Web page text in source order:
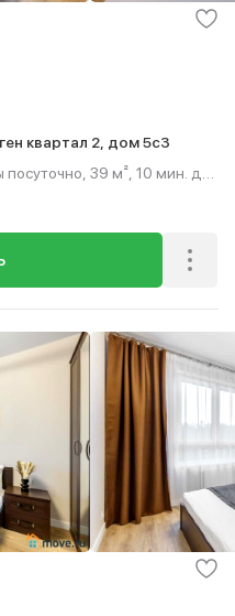
квартал 2, дом 5с3
39 м², 10 мин. до